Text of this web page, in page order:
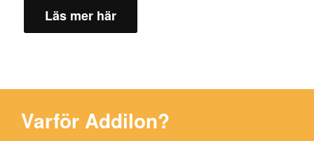
Läs mer här
Varför Addilon?